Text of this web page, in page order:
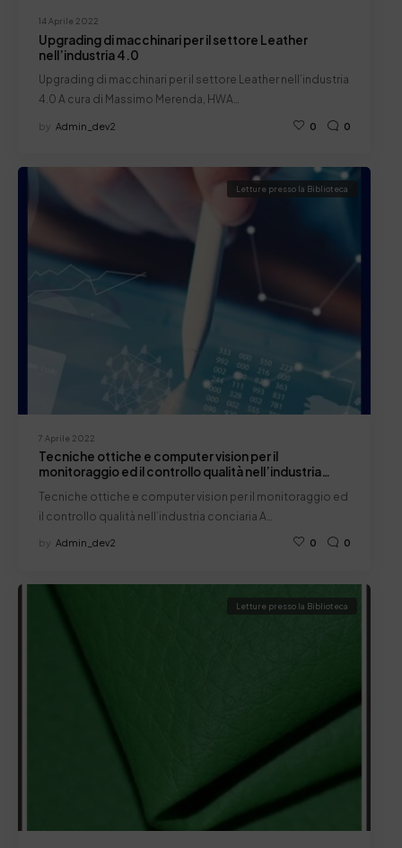
14 Aprile 2022
Upgrading di macchinari per il settore Leather
nell’industria 4.0
Upgrading di macchinari per il settore Leather nell’industria
4.0 A cura di Massimo Merenda, HWA…
by Admin_dev2 0 0
7 Aprile 2022
Letture presso la Biblioteca
Tecniche ottiche e computer vision per il
monitoraggio ed il controllo qualità nell’industria
Tecniche ottiche e computer vision per il monitoraggio ed
il controllo qualità nell’industria conciaria A…
by Admin_dev2 0 0
Letture presso la Biblioteca